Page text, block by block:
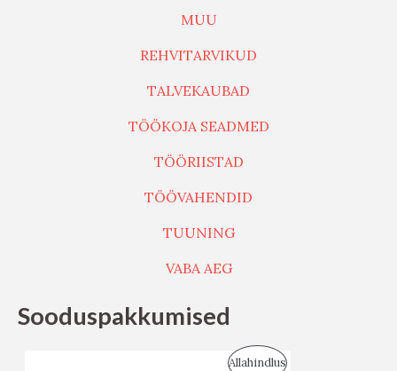
MUU
REHVITARVIKUD
TALVEKAUBAD
TÖÖKOJA SEADMED
TÖÖRIISTAD
TÖÖVAHENDID
TUUNING
VABA AEG
Sooduspakkumised
AllahindlusS